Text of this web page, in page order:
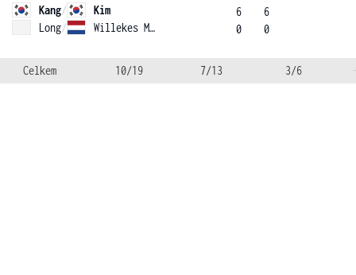
Kang/
Kim
Long/ Willekes Macdonald
6
0
6
0
Celkem 10/19 7/13 3/6